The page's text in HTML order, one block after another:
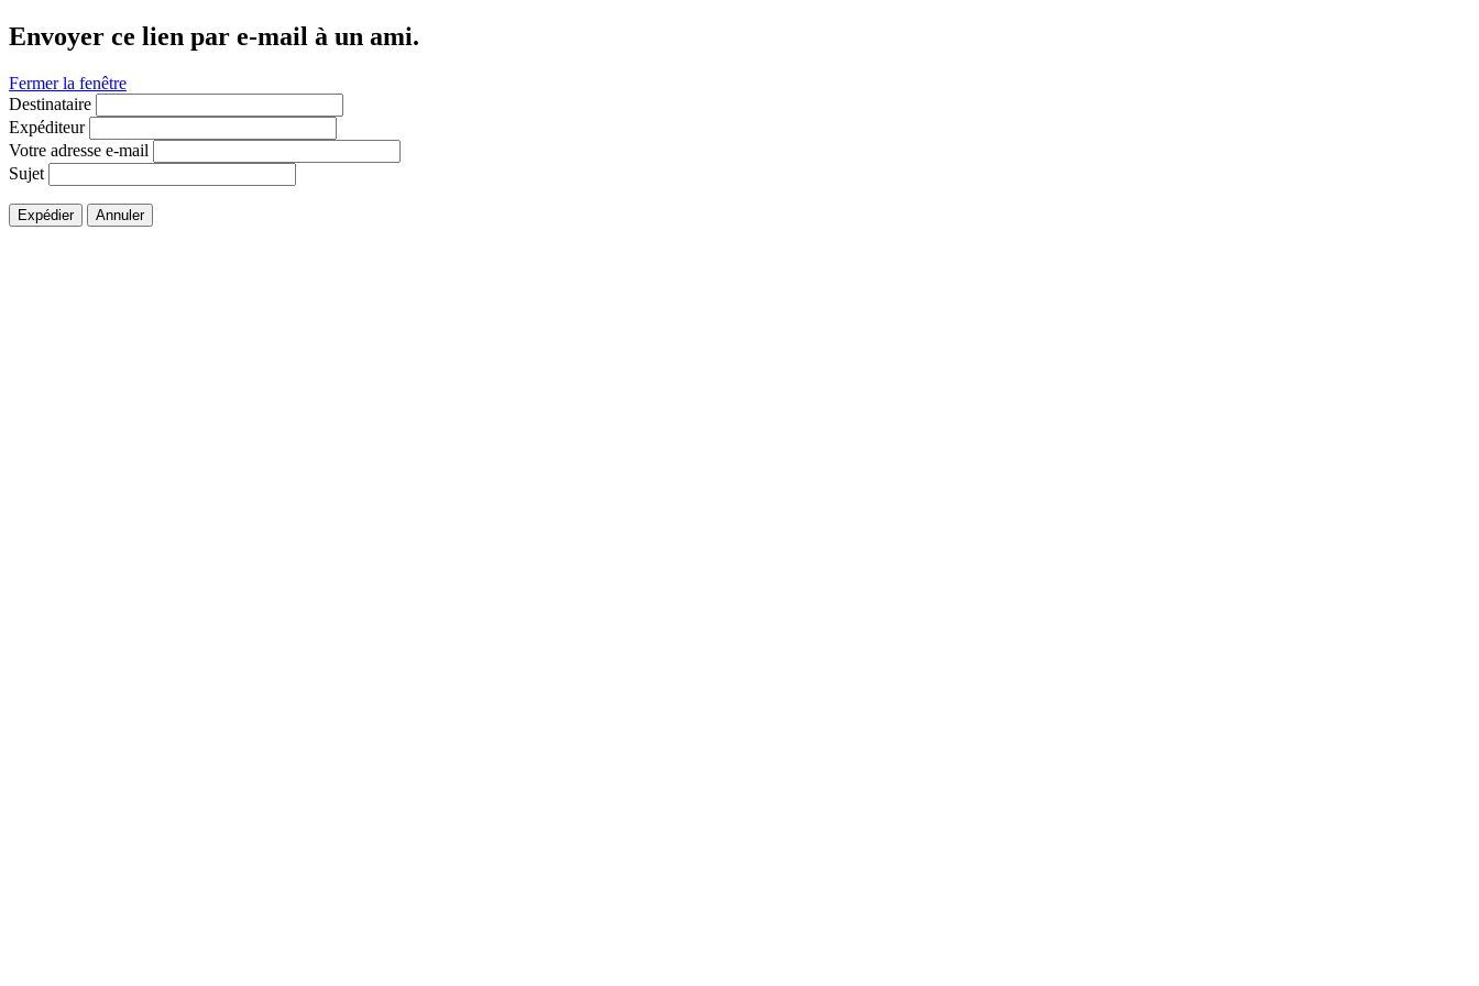
Envoyer ce lien par e-mail à un ami.
Fermer la fenêtre
Destinataire
Expéditeur
Votre adresse e-mail
Sujet
Expédier Annuler